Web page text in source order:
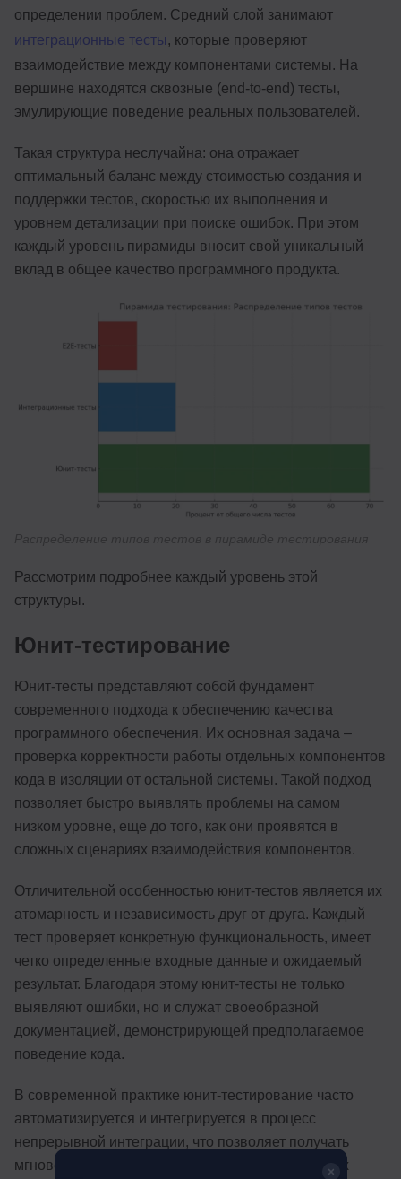
определении проблем. Средний слой занимают
интеграционные тесты , которые проверяют
взаимодействие между компонентами системы. На
вершине находятся сквозные (end-to-end) тесты,
эмулирующие поведение реальных пользователей.
Такая структура неслучайна: она отражает
оптимальный баланс между стоимостью создания и
поддержки тестов, скоростью их выполнения и
уровнем детализации при поиске ошибок. При этом
каждый уровень пирамиды вносит свой уникальный
вклад в общее качество программного продукта.
Рассмотрим подробнее каждый уровень этой
структуры.
Юнит-тестирование
Юнит-тесты представляют собой фундамент
современного подхода к обеспечению качества
программного обеспечения. Их основная задача –
проверка корректности работы отдельных компонентов
кода в изоляции от остальной системы. Такой подход
позволяет быстро выявлять проблемы на самом
низком уровне, еще до того, как они проявятся в
сложных сценариях взаимодействия компонентов.
Отличительной особенностью юнит-тестов является их
атомарность и независимость друг от друга. Каждый
тест проверяет конкретную функциональность, имеет
четко определенные входные данные и ожидаемый
результат. Благодаря этому юнит-тесты не только
выявляют ошибки, но и служат своеобразной
документацией, демонстрирующей предполагаемое
поведение кода.
В современной практике юнит-тестирование часто
автоматизируется и интегрируется в процесс
непрерывной интеграции, что позволяет получать
мгновенную обратную связь о качестве вносимых